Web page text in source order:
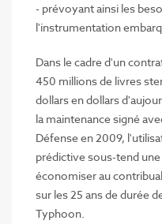
- prévoyant ainsi les
l'instrumentation
Dans le cadre d'un
450 millions de livres
dollars en dollars
la maintenance signé
Défense en 2009,
prédictive sous-tend
économiser au
sur les 25 ans de durée
Typhoon.